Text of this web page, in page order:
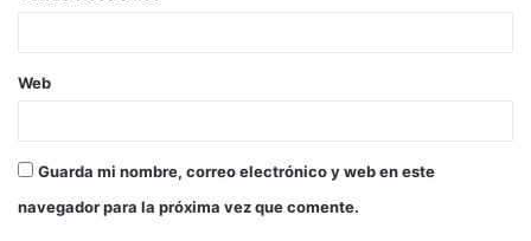
Web
Guarda mi nombre, correo electrónico y web en este
navegador para la próxima vez que comente.